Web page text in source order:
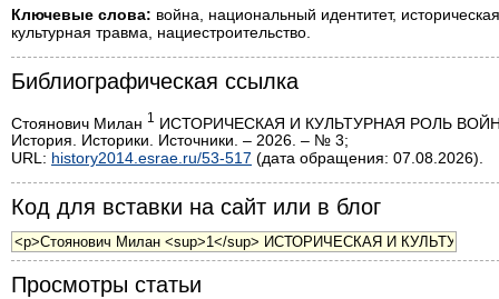
Ключевые слова: война, национальный идентитет,
культурная травма, нациестроительство.
Библиографическая ссылка
Стоянович Милан 1
ИСТОРИЧЕСКАЯ И КУЛЬТУРНАЯ РОЛЬ
История. Историки. Источники. – 2026. – № 3;
URL: history2014.esrae.ru/53-517 (дата обращения: 07.08.2026).
Код для вставки на сайт или в блог
Просмотры статьи